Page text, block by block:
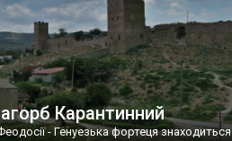
Карантинний
- Генуезька фортеця знаходиться